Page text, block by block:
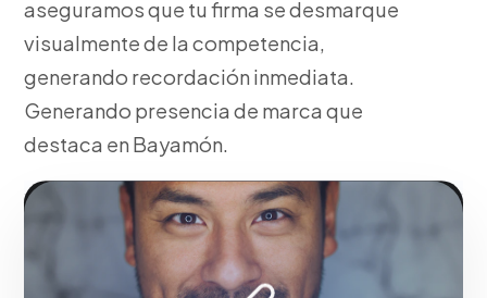
aseguramos que tu firma se desmarque
visualmente de la competencia,
generando recordación inmediata.
Generando presencia de marca que
destaca en Bayamón.
En nuestra agencia, investigación de
arquetipos y psicología del consumidor. Todo ello
orientado al crecimiento de tu empresa en Bayamón.